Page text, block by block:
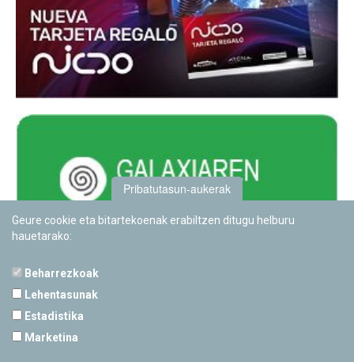
Pribatutasun-aukerak
Geure cookie eta bitartekoenak erabiltzen ditugu helburu
hauetarako:
Beharrezkoak
Lehentasunak
Estadistika
Marketina